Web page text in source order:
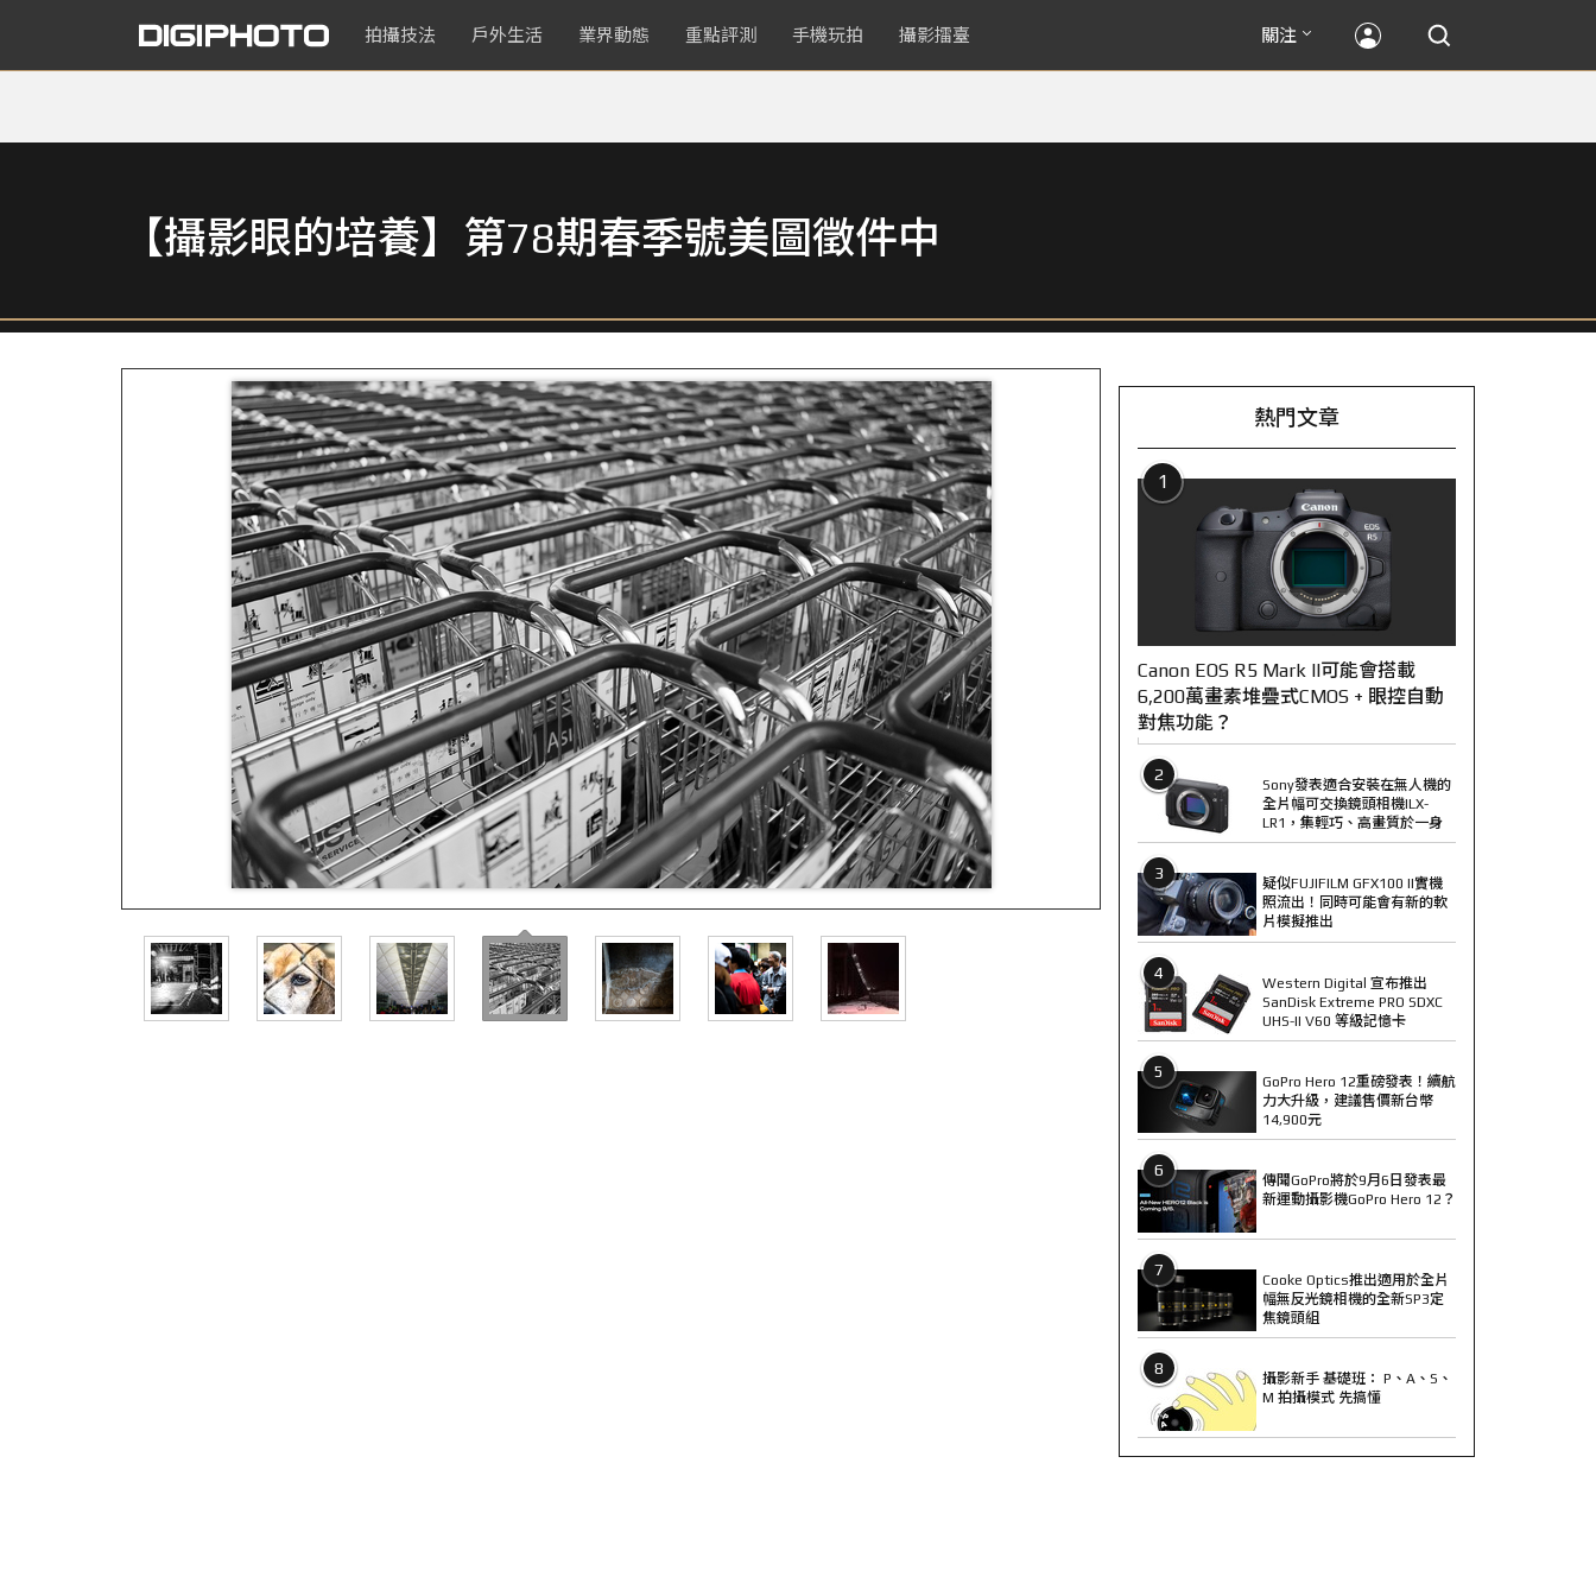
拍攝技法 戶外生活 業界動態 重點評測 手機玩拍 攝影擂臺 關注
【攝影眼的培養】第78期春季號美圖徵件中
熱門文章
1
Canon EOS R5 Mark II可能會搭載
6,200萬畫素堆疊式CMOS + 眼控自動
對焦功能？
2
Sony發表適合安裝在無人機的
全片幅可交換鏡頭相機ILX-
LR1，集輕巧、高畫質於一身
3
疑似FUJIFILM GFX100 II實機
照流出！同時可能會有新的軟
片模擬推出
4
Western Digital 宣布推出
SanDisk Extreme PRO SDXC
UHS-II V60 等級記憶卡
5
GoPro Hero 12重磅發表！續航
力大升級，建議售價新台幣
14,900元
6
傳聞GoPro將於9月6日發表最
新運動攝影機GoPro Hero 12？
7
Cooke Optics推出適用於全片
幅無反光鏡相機的全新SP3定
焦鏡頭組
8
攝影新手 基礎班： P、A、S、
M 拍攝模式 先搞懂